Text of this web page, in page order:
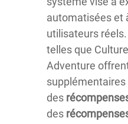
automatisées et
utilisateurs
telles que
Adventure
des
des